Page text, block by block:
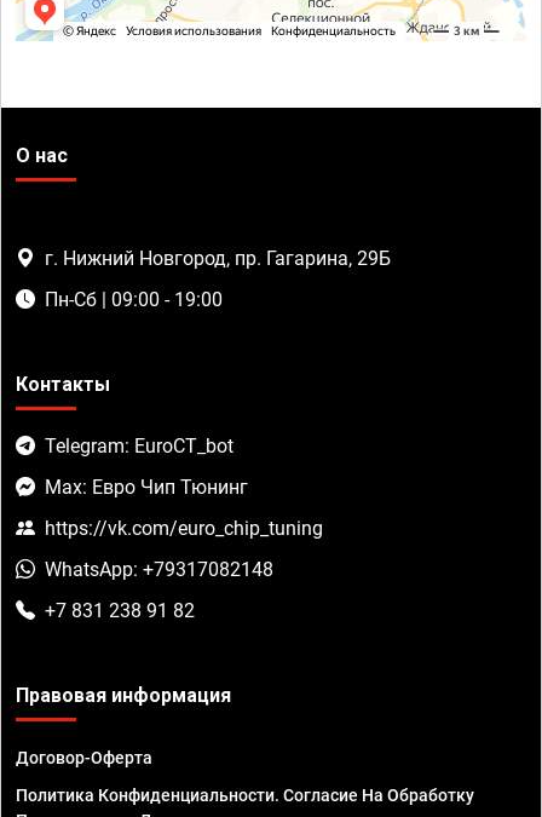
О нас
г. Нижний Новгород, пр. Гагарина, 29Б
Пн-Сб | 09:00 - 19:00
Контакты
Telegram: EuroCT_bot
Max: Евро Чип Тюнинг
https://vk.com/euro_chip_tuning
WhatsApp: +79317082148
+7 831 238 91 82
Правовая информация
Договор-Оферта
Политика Конфиденциальности. Согласие На Обработку